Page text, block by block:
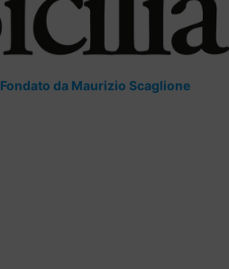
Fondato da Maurizio Scaglione